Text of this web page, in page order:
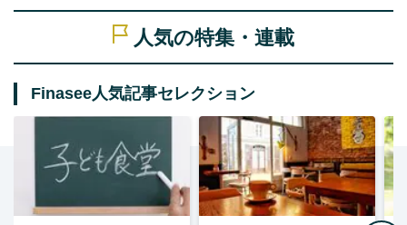
人気の特集・連載
Finasee人気記事セレクション